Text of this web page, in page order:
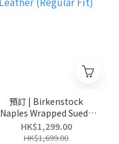
預訂 | Birkenstock
Naples Wrapped Suede
Leather (Regular Fit)
HK$1,299.00
HK$1,699.00